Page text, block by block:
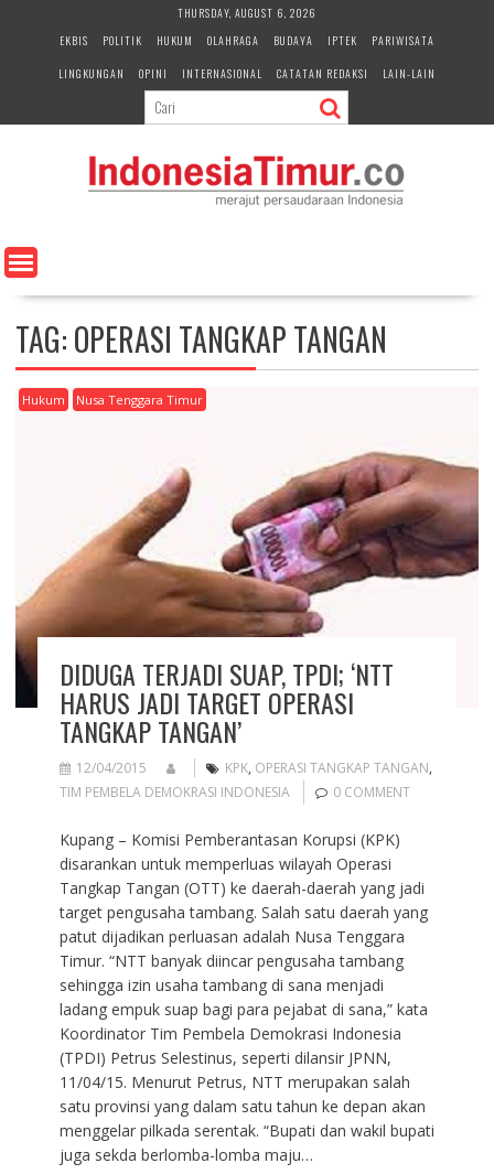
e
n
THURSDAY, AUGUST 6, 2026
EKBIS
POLITIK HUKUM OLAHRAGA BUDAYA IPTEK
PARIWISATA
LINGKUNGAN
OPINI INTERNASIONAL CATATAN REDAKSI LAIN-LAIN
TAG:OPERASI TANGKAP TANGAN
Hukum Nusa Tenggara Timur
DIDUGA TERJADI SUAP, TPDI; ‘NTT
HARUS JADI TARGET OPERASI
TANGKAP TANGAN’
12/04/2015 KPK, OPERASI TANGKAP TANGAN,
TIM PEMBELA DEMOKRASI INDONESIA
0 COMMENT
Kupang – Komisi Pemberantasan Korupsi (KPK)
disarankan untuk memperluas wilayah Operasi
Tangkap Tangan (OTT) ke daerah-daerah yang jadi
target pengusaha tambang. Salah satu daerah yang
patut dijadikan perluasan adalah Nusa Tenggara
Timur. “NTT banyak diincar pengusaha tambang
sehingga izin usaha tambang di sana menjadi
ladang empuk suap bagi para pejabat di sana,” kata
Koordinator Tim Pembela Demokrasi Indonesia
(TPDI) Petrus Selestinus, seperti dilansir JPNN,
11/04/15. Menurut Petrus, NTT merupakan salah
satu provinsi yang dalam satu tahun ke depan akan
menggelar pilkada serentak. “Bupati dan wakil bupati
juga sekda berlomba-lomba maju…